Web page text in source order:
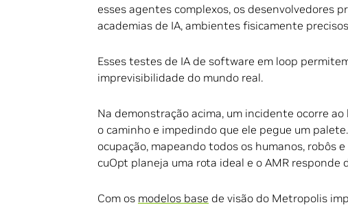
esses agentes complexos, os desenvolvedores
academias de IA, ambientes fisicamente
Esses testes de IA de software em loop
imprevisibilidade do mundo real.
Na demonstração acima, um incidente ocorre
o caminho e impedindo que ele pegue um
ocupação, mapeando todos os humanos, robôs
cuOpt planeja uma rota ideal e o AMR
Com os modelos base de visão do Metropolis